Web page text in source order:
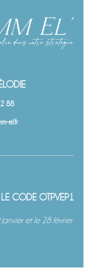
88
el.fr
CODE OTPVEP1
et le 28 février